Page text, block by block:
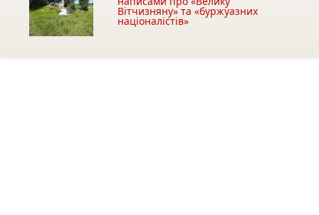
Вітчизняну» та «буржуазних
націоналістів»